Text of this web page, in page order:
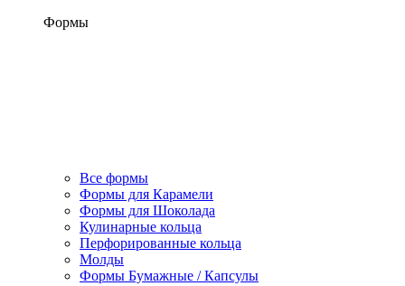
Формы
Все формы
Формы для Карамели
Формы для Шоколада
Кулинарные кольца
Перфорированные кольца
Молды
Формы Бумажные / Капсулы